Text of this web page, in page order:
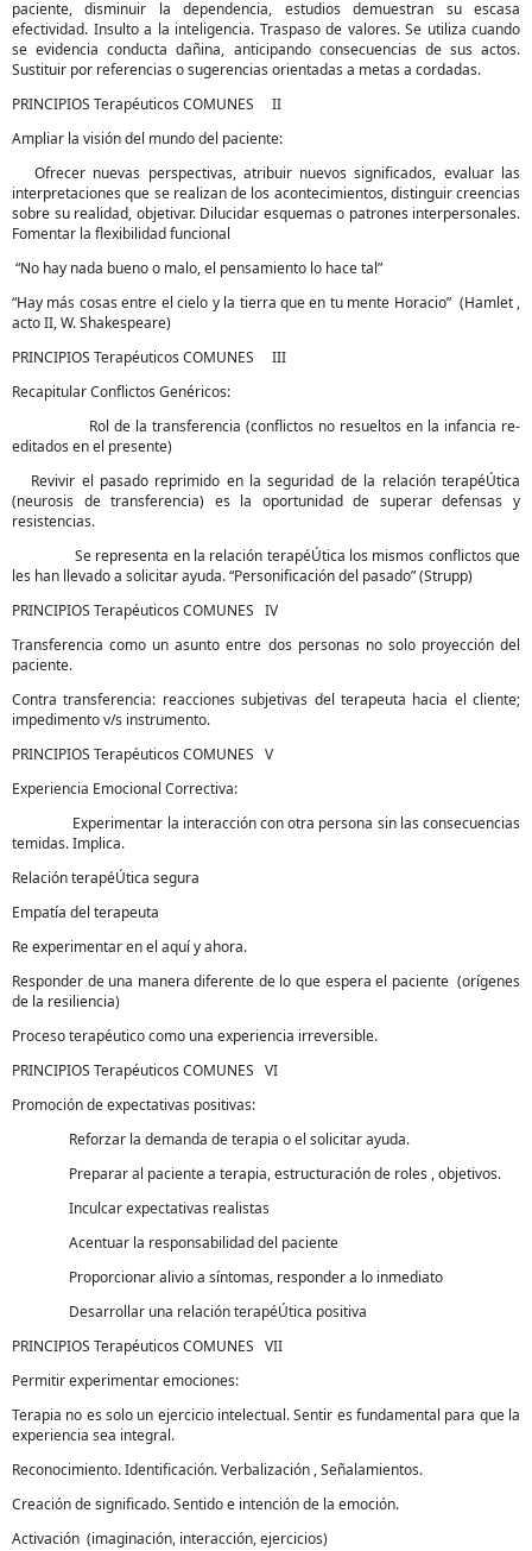
paciente, disminuir la dependencia, estudios demuestran su escasa
efectividad. Insulto a la inteligencia. Traspaso de valores. Se utiliza cuando
se evidencia conducta dañina, anticipando consecuencias de sus actos.
Sustituir por referencias o sugerencias orientadas a metas a cordadas.
PRINCIPIOS Terapéuticos COMUNES II
Ampliar la visión del mundo del paciente:
Ofrecer nuevas perspectivas, atribuir nuevos significados, evaluar las
interpretaciones que se realizan de los acontecimientos, distinguir creencias
sobre su realidad, objetivar. Dilucidar esquemas o patrones interpersonales.
Fomentar la flexibilidad funcional
“No hay nada bueno o malo, el pensamiento lo hace tal”
“Hay más cosas entre el cielo y la tierra que en tu mente Horacio” (Hamlet ,
acto II, W. Shakespeare)
PRINCIPIOS Terapéuticos COMUNES III
Recapitular Conflictos Genéricos:
Rol de la transferencia (conflictos no resueltos en la infancia re-
editados en el presente)
Revivir el pasado reprimido en la seguridad de la relación terapéÚtica
(neurosis de transferencia) es la oportunidad de superar defensas y
resistencias.
Se representa en la relación terapéÚtica los mismos conflictos que
les han llevado a solicitar ayuda. “Personificación del pasado” (Strupp)
PRINCIPIOS Terapéuticos COMUNES IV
Transferencia como un asunto entre dos personas no solo proyección del
paciente.
Contra transferencia: reacciones subjetivas del terapeuta hacia el cliente;
impedimento v/s instrumento.
PRINCIPIOS Terapéuticos COMUNES V
Experiencia Emocional Correctiva:
Experimentar la interacción con otra persona sin las consecuencias
temidas. Implica.
Relación terapéÚtica segura
Empatía del terapeuta
Re experimentar en el aquí y ahora.
Responder de una manera diferente de lo que espera el paciente (orígenes
de la resiliencia)
Proceso terapéutico como una experiencia irreversible.
PRINCIPIOS Terapéuticos COMUNES VI
Promoción de expectativas positivas:
Reforzar la demanda de terapia o el solicitar ayuda.
Preparar al paciente a terapia, estructuración de roles , objetivos.
Inculcar expectativas realistas
Acentuar la responsabilidad del paciente
Proporcionar alivio a síntomas, responder a lo inmediato
Desarrollar una relación terapéÚtica positiva
PRINCIPIOS Terapéuticos COMUNES VII
Permitir experimentar emociones:
Terapia no es solo un ejercicio intelectual. Sentir es fundamental para que la
experiencia sea integral.
Reconocimiento. Identificación. Verbalización , Señalamientos.
Creación de significado. Sentido e intención de la emoción.
Activación (imaginación, interacción, ejercicios)